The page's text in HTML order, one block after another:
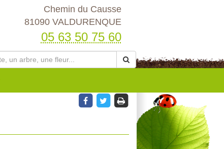
Chemin du Causse
81090 VALDURENQUE
05 63 50 75 60